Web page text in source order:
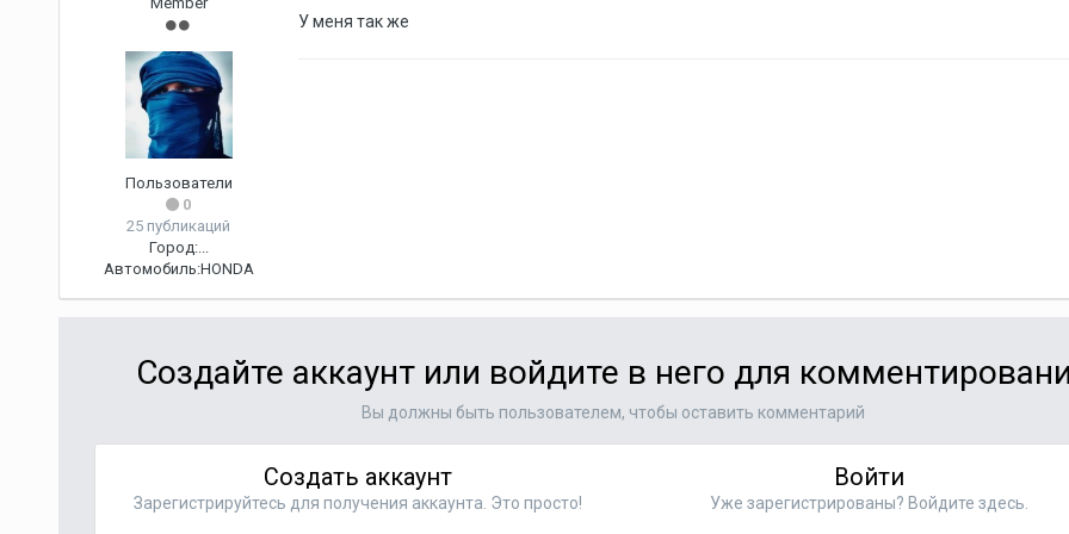
Пользователи
0
25 публикаций
Город:...
Автомобиль:HONDA
У меня так же
Создайте аккаунт или войдите в него для
Вы должны быть пользователем, чтобы оставить комментарий
Создать аккаунт
Зарегистрируйтесь для получения аккаунта. Это просто!
Войти
Уже зарегистрированы? Войдите здесь.